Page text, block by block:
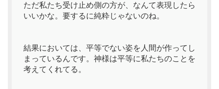
ただ私たち受け止め側の方が、なんて表現したら
いいかな。要するに純粋じゃないのね。
結果においては、平等でない姿を人間が作ってし
まっているんです。神様は平等に私たちのことを
考えてくれてる。